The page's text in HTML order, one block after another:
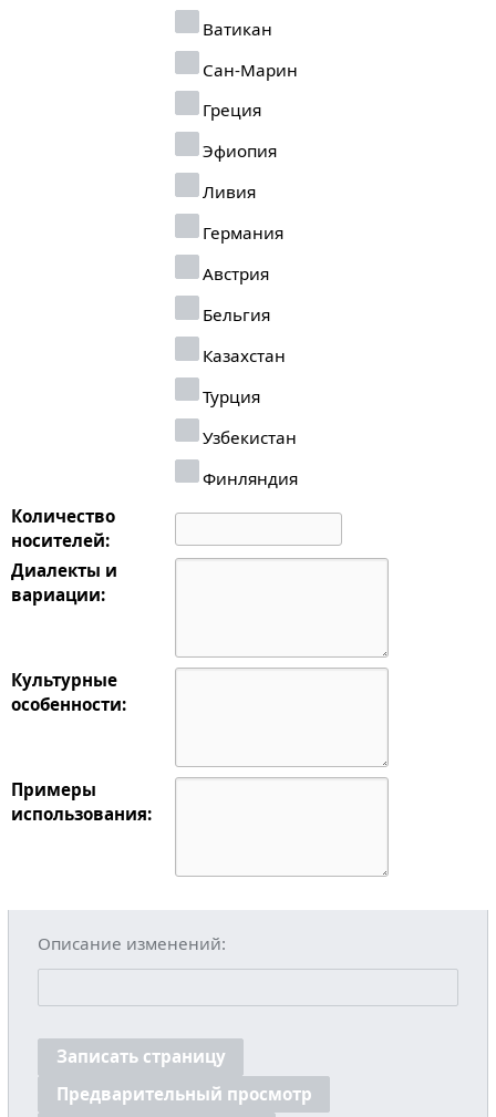
Ватикан
Сан-Марин
Греция
Эфиопия
Ливия
Германия
Австрия
Бельгия
Казахстан
Турция
Узбекистан
Финляндия
Количество
носителей:
Диалекты и
вариации:
Культурные
особенности:
Примеры
использования:
Описание изменений:
Записать страницу
Предварительный просмотр